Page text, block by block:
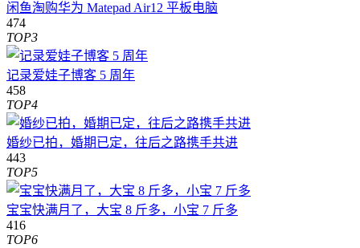
闲鱼淘购华为 Matepad Air12 平板电脑
474
TOP3
记录爱娃子博客 5 周年
458
TOP4
婚纱已拍，婚期已定，往后之路携手共进
443
TOP5
宝宝快满月了，大宝 8 斤多，小宝 7 斤多
416
TOP6